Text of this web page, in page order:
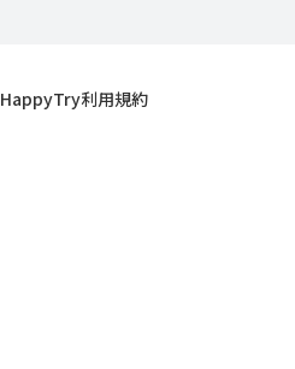
HappyTry利用規約